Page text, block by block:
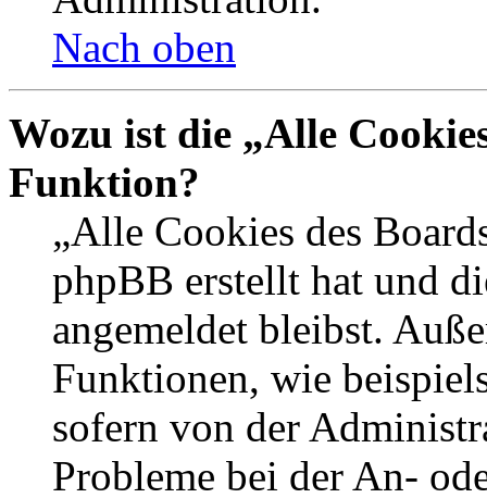
Nach oben
Wozu ist die „Alle
Funktion?
„Alle Cookies des
phpBB erstellt hat und
angemeldet bleibst.
Funktionen, wie
sofern von der
Probleme bei der An-